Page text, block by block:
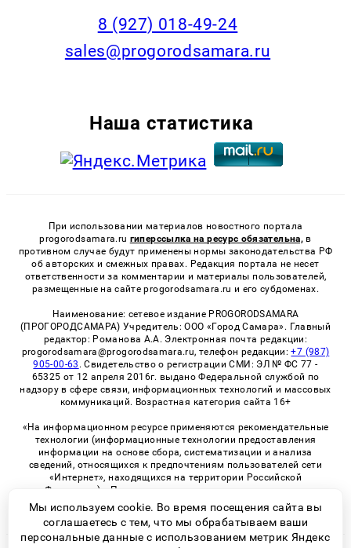
8 (927) 018-49-24
sales@progorodsamara.ru
Наша статистика
При использовании материалов новостного портала
progorodsamara.ru гиперссылка на ресурс обязательна, в
противном случае будут применены нормы законодательства РФ
об авторских и смежных правах. Редакция портала не несет
ответственности за комментарии и материалы пользователей,
размещенные на сайте progorodsamara.ru и его субдоменах.
Наименование: сетевое издание PROGORODSAMARA
(ПРОГОРОДСАМАРА) Учредитель: ООО «Город Самара». Главный
редактор: Романова А.А. Электронная почта редакции:
progorodsamara@progorodsamara.ru, телефон редакции:+7 (987)
905-00-63 . Свидетельство о регистрации СМИ: ЭЛ № ФС 77 -
65325 от 12 апреля 2016г. выдано Федеральной службой по
надзору в сфере связи, информационных технологий и массовых
коммуникаций. Возрастная категория сайта 16+
«На информационном ресурсе применяются рекомендательные
технологии (информационные технологии предоставления
информации на основе сбора, систематизации и анализа
сведений, относящихся к предпочтениям пользователей сети
«Интернет», находящихся на территории Российской
Федерации)». Правила применения рекомендательных
технологий в виджетах рекламно-обменной сети
«СМИ2» (PDF)
Мы используем cookie. Во время посещения сайта вы
соглашаетесь с тем, что мы обрабатываем ваши
персональные данные с использованием метрик Яндекс